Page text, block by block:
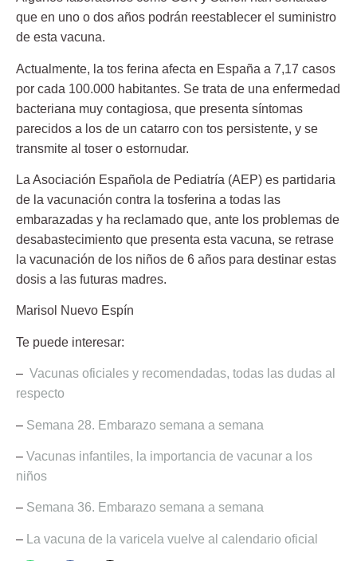
que en uno o dos años podrán reestablecer el suministro
de esta vacuna.
Actualmente, la tos ferina afecta en España a 7,17 casos
por cada 100.000 habitantes. Se trata de una enfermedad
bacteriana muy contagiosa, que presenta síntomas
parecidos a los de un catarro con tos persistente, y se
transmite al toser o estornudar.
La Asociación Española de Pediatría (AEP) es partidaria
de la vacunación contra la tosferina a todas las
embarazadas y ha reclamado que, ante los problemas de
desabastecimiento que presenta esta vacuna, se retrase
la vacunación de los niños de 6 años para destinar estas
dosis a las futuras madres.
Marisol Nuevo Espín
Te puede interesar:
– Vacunas oficiales y recomendadas, todas las dudas al
respecto
– Semana 28. Embarazo semana a semana
– Vacunas infantiles, la importancia de vacunar a los
niños
– Semana 36. Embarazo semana a semana
– La vacuna de la varicela vuelve al calendario oficial